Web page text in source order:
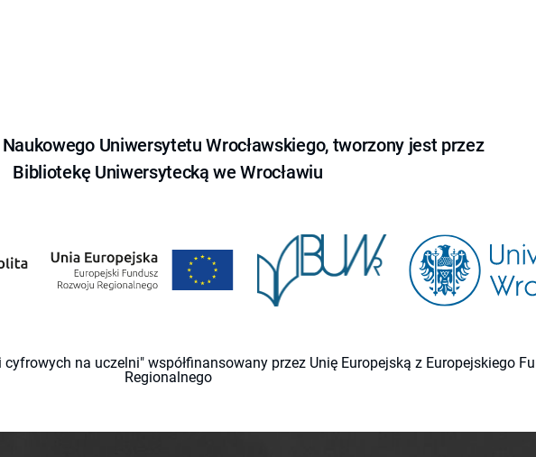
Uniwersytetu Wrocławskiego, tworzony jest przez
Bibliotekę Uniwersytecką we Wrocławiu
na uczelni" współfinansowany przez Unię Europejską z Europejskiego
Regionalnego